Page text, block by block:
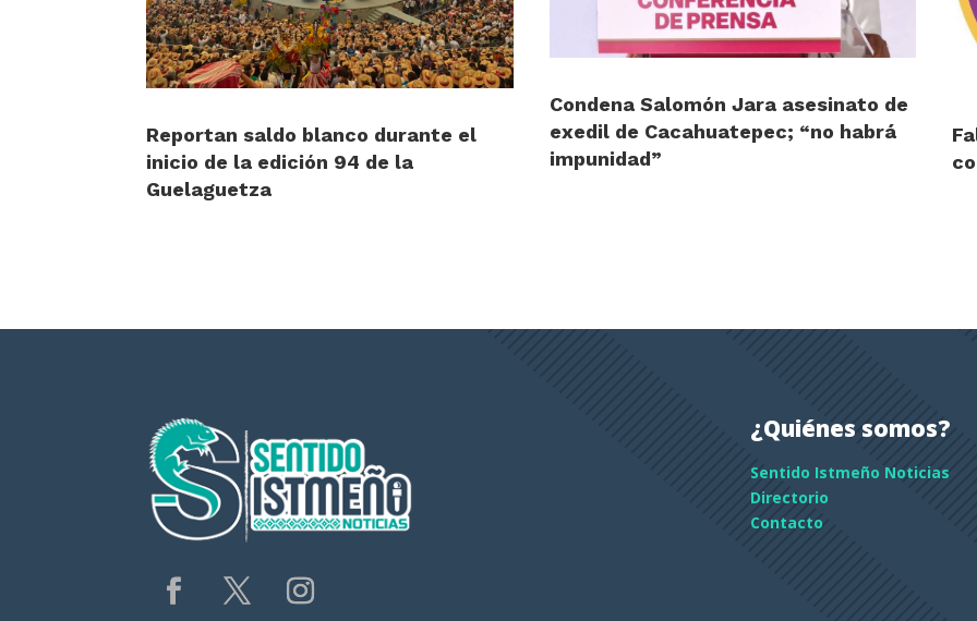
Reportan saldo blanco durante el
inicio de la edición 94 de la
Guelaguetza
Condena Salomón Jara asesinato de
exedil de Cacahuatepec; “no habrá
impunidad”
¿Quiénes somos?
Sentido Istmeño Noticias
Directorio
Contacto